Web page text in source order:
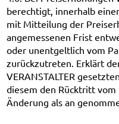
berechtigt, innerhalb
mit Mitteilung der
angemessenen Frist
oder unentgeltlich vom
zurückzutreten. Erklärt
VERANSTALTER
diesem den Rücktritt
Änderung als an